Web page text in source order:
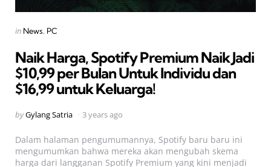
Categories
Posted
in News PC
Naik Harga, Spotify Premium Naik Jadi
$10,99 per Bulan Untuk Individu dan
$16,99 untuk Keluarga!
Posted
byGylang Satria 3 years ago
Dalam halaman pengumumannya, Spotify baru baru ini
mengumumkan bahwa mereka akan mengubah skema
harga dari langganan Spotify Premium yang kini menjadi